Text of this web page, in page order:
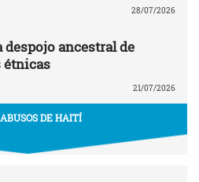
28/07/2026
despojo ancestral de
21/07/2026
DE HAITÍ